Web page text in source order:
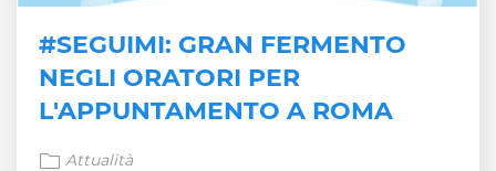
#SEGUIMI: GRAN FERMENTO
NEGLI ORATORI PER
L'APPUNTAMENTO A ROMA
Attualità